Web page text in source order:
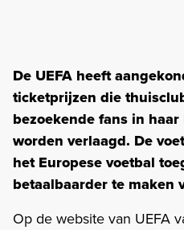
De UEFA heeft
ticketprijzen die
bezoekende fans in
worden verlaagd. De
het Europese voetbal
betaalbaarder te maken
Op de website van UEFA